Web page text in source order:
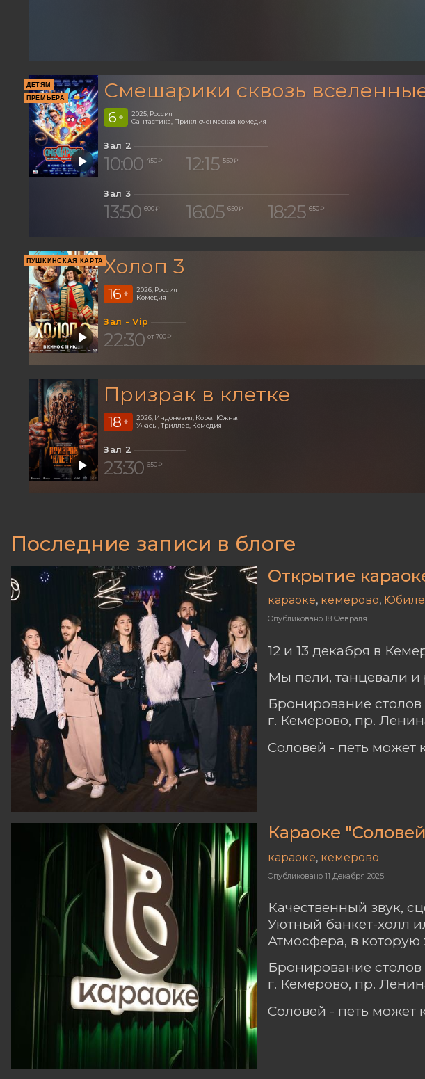
ДЕТЯМ
ПРЕМЬЕРА
Смешарики сквозь
6 +
2025, Россия
Фантастика, Приключенческая комедия
Зал 2
10:00 450 ₽ 12:15 550 ₽
Зал 3
13:50 600 ₽ 16:05 650 ₽ 18:25 650 ₽
ПУШКИНСКАЯ КАРТА Холоп 3
16 +
2026, Россия
Комедия
Зал - Vip
22:30 от 700 ₽
Призрак в клетке
18 +
2026, Индонезия, Корея Южная
Ужасы, Триллер, Комедия
Зал 2
23:30 650 ₽
Последние записи в блоге
Открытие
Опубликовано 18 Февраля
караоке, кемерово,
12 и 13 декабря в
Мы пели, танцевали
Бронирование
г. Кемерово, пр.
Соловей - петь может
Караоке
Опубликовано 11 Декабря 2025
караоке, кемерово
Качественный звук,
Уютный банкет-холл
Атмосфера, в которую
Бронирование
г. Кемерово, пр.
Соловей - петь может